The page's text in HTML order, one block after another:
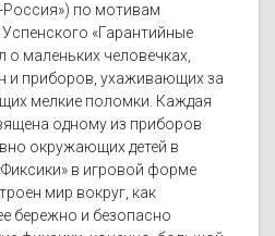
Россия») по мотивам
«Гарантийные
о маленьких человечках,
и приборов, ухаживающих за
мелкие поломки. Каждая
одному из приборов
окружающих детей в
в игровой форме
мир вокруг, как
бережно и безопасно